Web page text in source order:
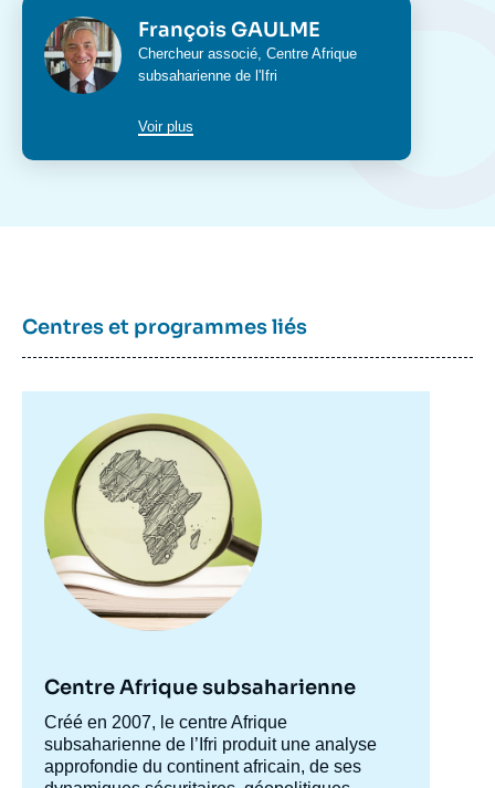
Photo François GAULME
Intitulé
du
Chercheur associé, Centre Afrique
subsaharienne de l'Ifri
Voir plus
Centres et programmes liés
principale
Centre Afrique subsaharienne
Accroche
centre
Créé en 2007, le centre Afrique
subsaharienne de l’Ifri produit une analyse
approfondie du continent africain, de ses